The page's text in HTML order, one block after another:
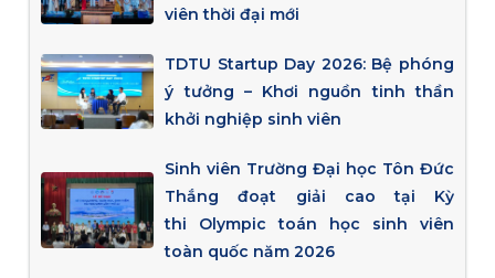
viên thời đại mới
TDTU Startup Day 2026: Bệ phóng
ý tưởng – Khơi nguồn tinh thần
khởi nghiệp sinh viên
Sinh viên Trường Đại học Tôn Đức
Thắng đoạt giải cao tại Kỳ
thi Olympic toán học sinh viên
toàn quốc năm 2026